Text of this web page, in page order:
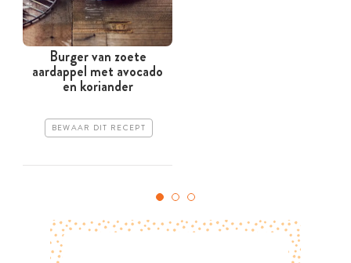
Burger van zoete
aardappel met avocado
en koriander
BEWAAR DIT RECEPT